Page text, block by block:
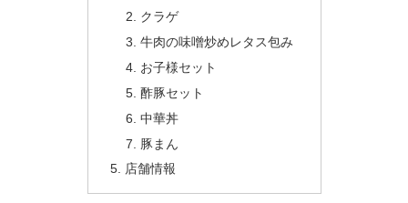
クラゲ
牛肉の味噌炒めレタス包み
お子様セット
酢豚セット
中華丼
豚まん
店舗情報